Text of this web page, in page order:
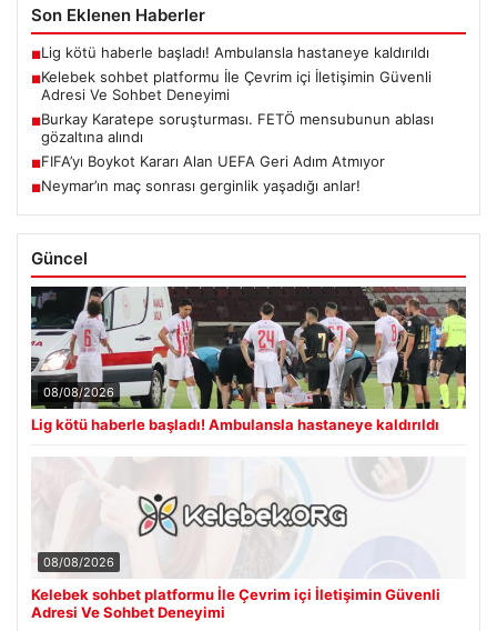
Son Eklenen Haberler
■Lig kötü haberle başladı! Ambulansla hastaneye kaldırıldı
■Kelebek sohbet platformu İle Çevrim içi İletişimin Güvenli
Adresi Ve Sohbet Deneyimi
■Burkay Karatepe soruşturması. FETÖ mensubunun ablası
gözaltına alındı
■FIFA’yı Boykot Kararı Alan UEFA Geri Adım Atmıyor
■Neymar’ın maç sonrası gerginlik yaşadığı anlar!
Güncel
08/08/2026
Lig kötü haberle başladı! Ambulansla hastaneye kaldırıldı
08/08/2026
Kelebek sohbet platformu İle Çevrim içi İletişimin Güvenli
Adresi Ve Sohbet Deneyimi